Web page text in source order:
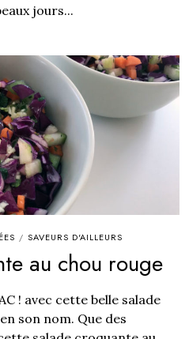
jours...
/ SAVEURS D'AILLEURS
au chou rouge
! avec cette belle salade
son nom. Que des